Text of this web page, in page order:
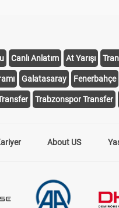
Canlı Anlatım At Yarışı
Galatasaray Fenerbahçe
Trabzonspor Transfer
About US